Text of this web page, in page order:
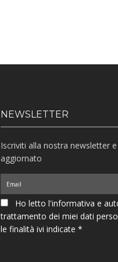
NEWSLETTER
Iscriviti alla nostra newsletter
aggiornato
Ho letto l'informativa e
trattamento dei miei dati
le finalità ivi indicate *